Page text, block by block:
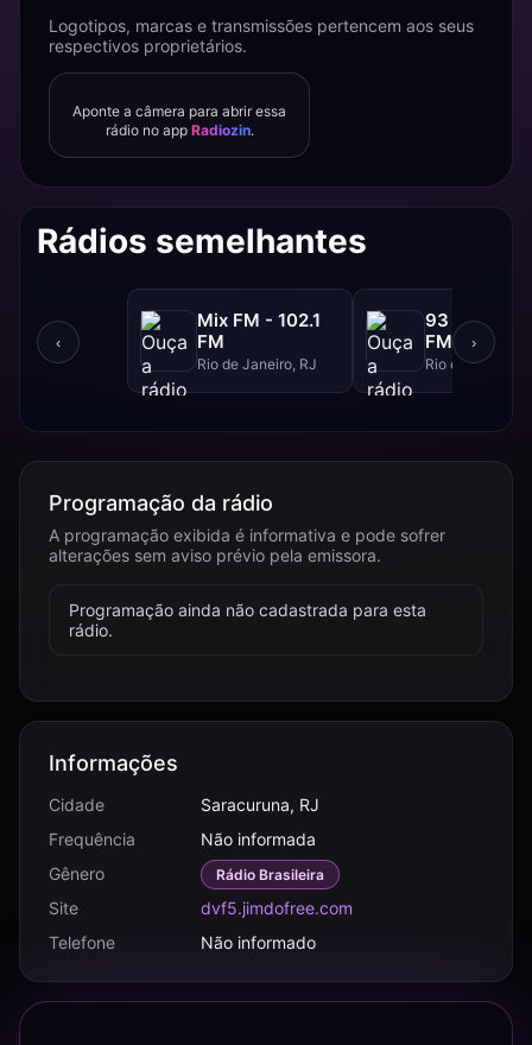
Logotipos, marcas e transmissões pertencem aos seus
respectivos proprietários.
Aponte a câmera para abrir essa
rádio no app Radiozin.
Rádios semelhantes
‹
Mix FM - 102.1
FM
Rio de Janeiro, RJ
93 FM -
FM
Rio de Janeiro,
›
Programação da rádio
A programação exibida é informativa e pode sofrer
alterações sem aviso prévio pela emissora.
Programação ainda não cadastrada para esta
rádio.
Informações
Cidade
Saracuruna, RJ
Frequência
Não informada
Gênero
Rádio Brasileira
Site
dvf5.jimdofree.com
Telefone
Não informado